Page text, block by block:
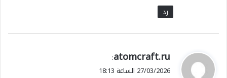
رد
ي
ق
atomcraft.ru
:
27/03/2026 الساعة 18:13